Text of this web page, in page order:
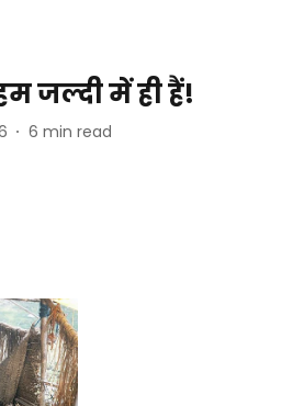
जल्दी में ही हैं!
6 min read